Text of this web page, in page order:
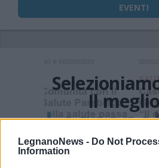
LegnanoNews - Do Not
Information
EVENTI
Il